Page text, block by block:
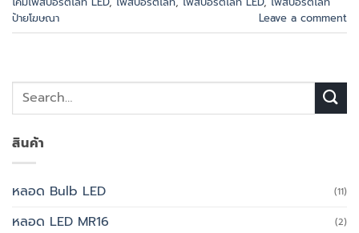
ป้ายโฆษณา
Leave a comment
สินค้า
หลอด Bulb LED (11)
หลอด LED MR16 (2)